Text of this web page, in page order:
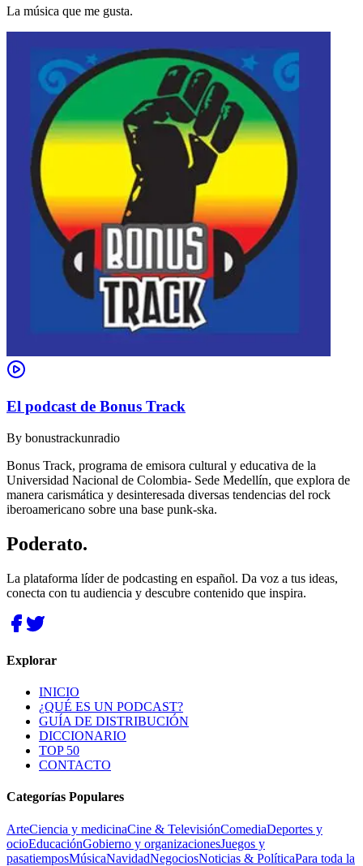
La música que me gusta.
El podcast de Bonus Track
By bonustrackunradio
Bonus Track, programa de emisora cultural y educativa de la
Universidad Nacional de Colombia- Sede Medellín, que explora de
manera carismática y desinteresada diversas tendencias del rock
iberoamericano sobre una base punk-ska.
Poderato.
La plataforma líder de podcasting en español. Da voz a tus ideas,
conecta con tu audiencia y descubre contenido que inspira.
Explorar
INICIO
¿QUÉ ES UN PODCAST?
GUÍA DE DISTRIBUCIÓN
DICCIONARIO
TOP 50
CONTACTO
Categorías Populares
ArteCiencia y medicinaCine & TelevisiónComediaDeportes y
ocioEducaciónGobierno y organizacionesJuegos y
pasatiemposMúsicaNavidadNegociosNoticias & PolíticaPara toda la